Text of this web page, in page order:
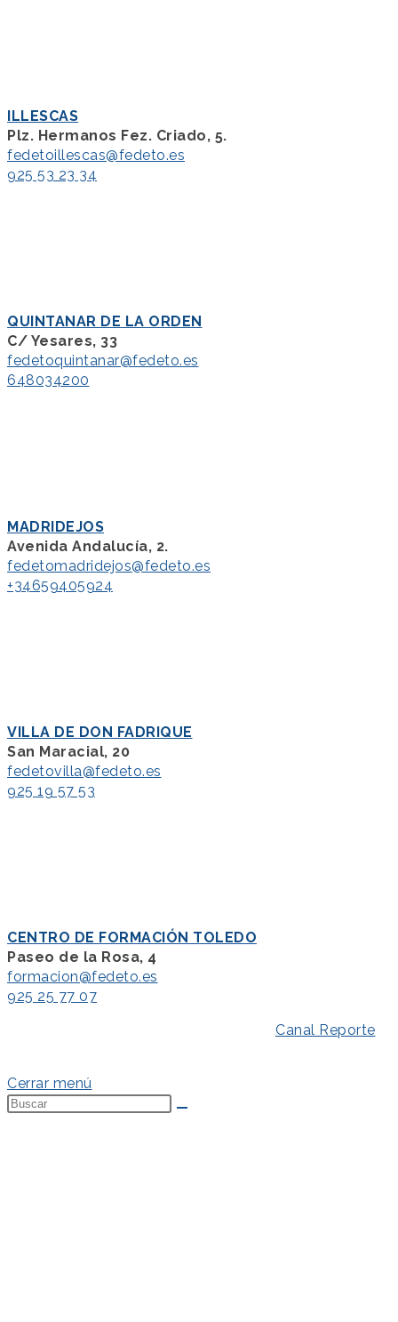
ILLESCAS
Plz. Hermanos Fez. Criado, 5.
fedetoillescas@fedeto.es
925 53 23 34
QUINTANAR DE LA ORDEN
C/ Yesares, 33
fedetoquintanar@fedeto.es
648034200
MADRIDEJOS
Avenida Andalucía, 2.
fedetomadridejos@fedeto.es
+34659405924
VILLA DE DON FADRIQUE
San Maracial, 20
fedetovilla@fedeto.es
925 19 57 53
CENTRO DE FORMACIÓN TOLEDO
Paseo de la Rosa, 4
formacion@fedeto.es
925 25 77 07
Canal Reporte
Cerrar menú